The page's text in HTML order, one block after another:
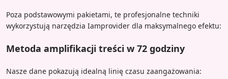
Poza podstawowymi pakietami, te profesjonalne techniki
wykorzystują narzędzia Iamprovider dla maksymalnego efektu:
Metoda amplifikacji treści w 72 godziny
Nasze dane pokazują idealną linię czasu zaangażowania: